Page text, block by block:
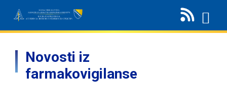
Novosti iz
farmakovigilanse